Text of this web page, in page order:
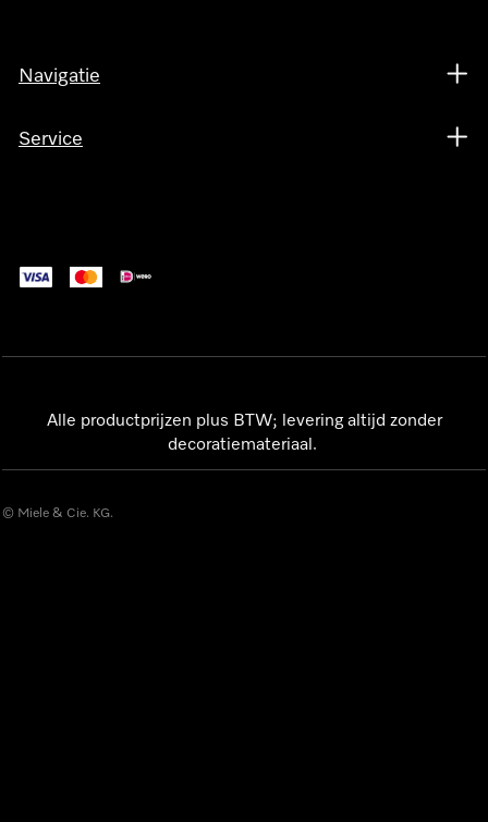
Navigatie
Service
Alle productprijzen plus BTW; levering altijd zonder
decoratiemateriaal.
© Miele & Cie. KG.